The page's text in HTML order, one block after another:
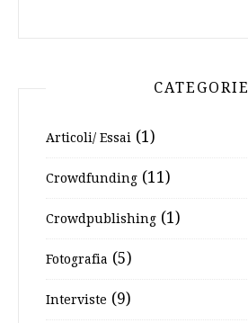
CATEGORIE
Articoli/ Essai (1)
Crowdfunding (11)
Crowdpublishing (1)
Fotografia (5)
Interviste (9)